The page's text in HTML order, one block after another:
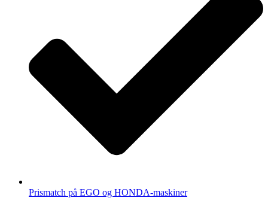
Prismatch på EGO og HONDA-maskiner